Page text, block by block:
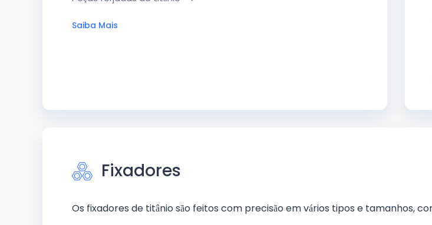
Saiba Mais
Fixadores
Os fixadores de titânio são feitos com precisão em vários tipos e tamanhos,